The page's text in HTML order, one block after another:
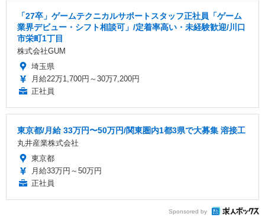
「27卒」ゲームテクニカルサポートスタッフ正社員「ゲーム
業界デビュー・シフト相談可」/定着率高い・未経験歓迎/川口
市栄町1丁目
株式会社GUM
埼玉県
月給22万1,700円～30万7,200円
正社員
東京都/月給 33万円〜50万円/関東圏内1都3県で大募集 溶接工
丸井産業株式会社
東京都
月給33万円～50万円
正社員
Sponsored by